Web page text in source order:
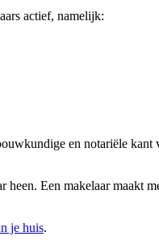
actief, namelijk:
en notariële kant
Een makelaar maakt
je huis.